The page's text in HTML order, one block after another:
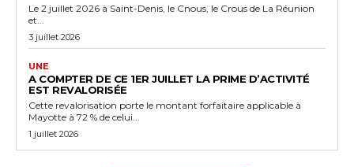
Le 2 juillet 2026 à Saint-Denis, le Cnous, le Crous de La Réunion
et...
3 juillet 2026
UNE
A COMPTER DE CE 1ER JUILLET LA PRIME D’ACTIVITÉ
EST REVALORISÉE
Cette revalorisation porte le montant forfaitaire applicable à
Mayotte à 72 % de celui...
1 juillet 2026